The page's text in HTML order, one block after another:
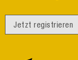
Jetzt registrieren